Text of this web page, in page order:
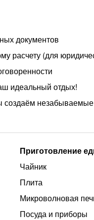
документов
расчету (для
идеальный отдых!
незабываемые
Приготовление
Чайник
Плита
Микроволновая
Посуда и приборы